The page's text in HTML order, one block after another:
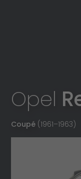
Opel
Coupé (1961–1963)